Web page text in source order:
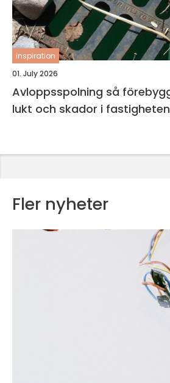
inspiration
01. July 2026
Avloppsspolning så förebygger du stopp,
lukt och skador i fastigheten
Fler nyheter